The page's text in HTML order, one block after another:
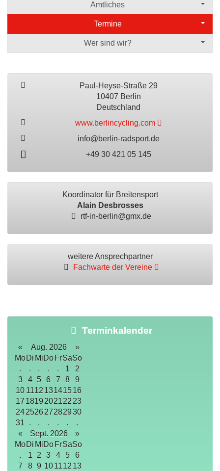
Amtliches
Termine
Wer sind wir?
Paul-Heyse-Straße 29
10407 Berlin
Deutschland
www.berlincycling.com
info@berlin-radsport.de
+49 30 421 05 145
Koordinator für Breitensport
Alain Desbrosses
rtf-in-berlin@gmx.de
weitere Ansprechpartner
Fachwarte der Vereine
Terminkalender
« Aug. 2026
»
MoDi MiDo FrSaSo
.
. . . . 1
2
3
4 5 6 7 8
9
10 1112 13141516
17 1819 202122 23
24252627282930
31
. . . . .
.
«
Sept. 2026
»
MoDi MiDo FrSaSo
.
1 2 3 4 5
6
7
8 9 10 1112 13